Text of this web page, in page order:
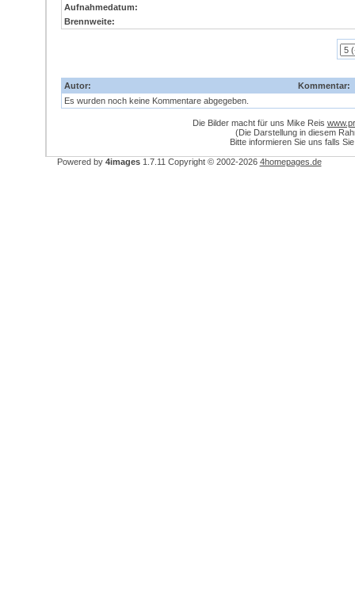
Aufnahmedatum:
Brennweite:
Autor:
Kommentar:
Es wurden noch keine Kommentare abgegeben.
Die Bilder macht für uns Mike Reis
(Die Darstellung in diesem
Bitte informieren Sie uns falls
Powered by 4images1.7.11 Copyright © 2002-2026 4homepages.de